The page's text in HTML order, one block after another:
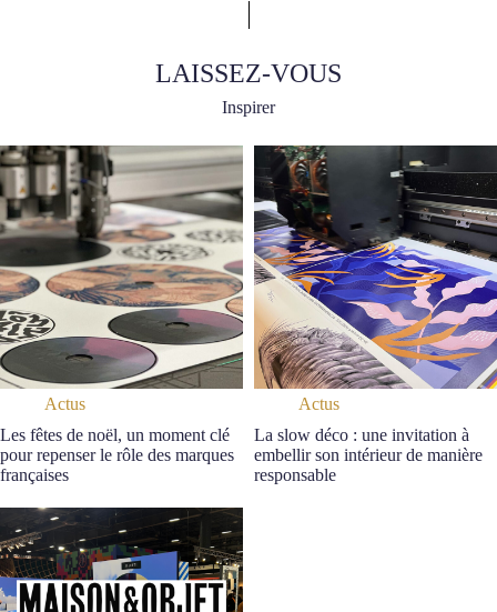
LAISSEZ-VOUS
Inspirer
Actus
Les fêtes de noël, un moment clé
pour repenser le rôle des marques
françaises
Actus
La slow déco : une invitation à
embellir son intérieur de manière
responsable